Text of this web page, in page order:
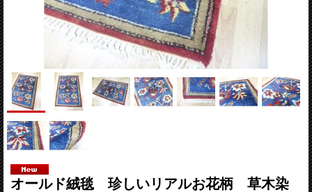
オールド絨毯 珍しいリアルお花柄 草木染